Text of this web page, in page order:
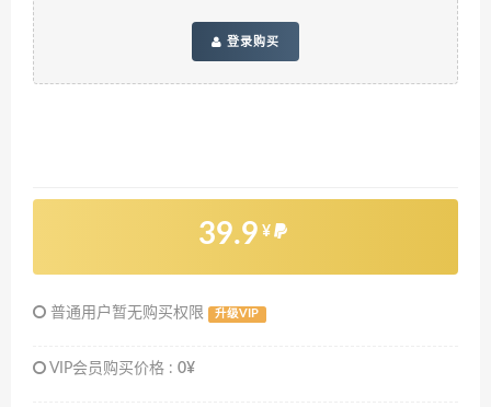
登录购买
39.9 ¥
普通用户暂无购买权限 升级VIP
VIP会员购买价格 : 0¥